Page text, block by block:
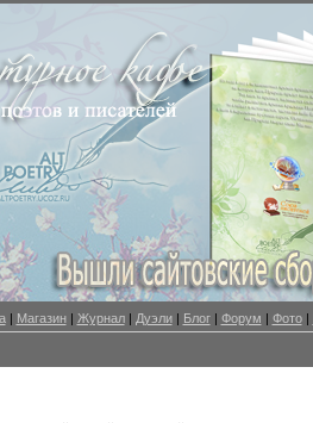
| Магазин| Журнал| Дуэли| Блог| Форум | Фото|